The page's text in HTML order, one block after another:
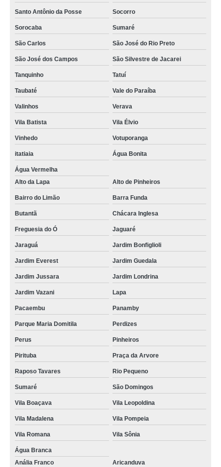
Santo Antônio da Posse Socorro
Sorocaba Sumaré
São Carlos São José do Rio Preto
São José dos Campos São Silvestre de Jacarei
Tanquinho Tatuí
Taubaté Vale do Paraíba
Valinhos Verava
Vila Batista Vila Élvio
Vinhedo Votuporanga
itatiaia Água Bonita
Água Vermelha
Alto da Lapa
Alto de Pinheiros
Bairro do Limão Barra Funda
Butantã Chácara Inglesa
Freguesia do Ó Jaguaré
Jaraguá Jardim Bonfiglioli
Jardim Everest Jardim Guedala
Jardim Jussara Jardim Londrina
Jardim Vazani Lapa
Pacaembu Panamby
Parque Maria Domitila Perdizes
Perus Pinheiros
Pirituba Praça da Arvore
Raposo Tavares Rio Pequeno
Sumaré São Domingos
Vila Boaçava Vila Leopoldina
Vila Madalena Vila Pompeia
Vila Romana Vila Sônia
Água Branca
Anália Franco
Aricanduva